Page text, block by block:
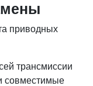
приводных
трансмиссии
совместимые